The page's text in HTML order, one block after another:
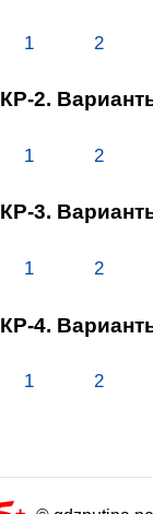
1 2
КР-2.
1 2
КР-3.
1 2
КР-4.
1 2